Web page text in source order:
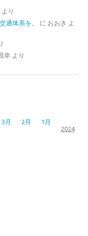
より
通体系を。
に おおき よ
幸 より
3月 2月
1月
2024